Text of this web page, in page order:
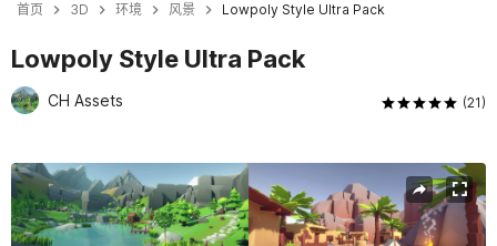
首页 3D 环境 风景 Lowpoly Style Ultra Pack
Lowpoly Style Ultra Pack
CH Assets (21)
当前幻灯片：1 / 32